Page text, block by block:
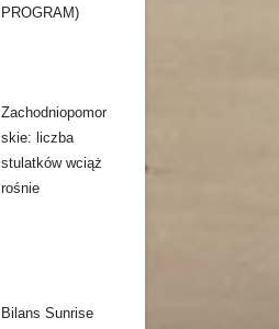
PROGRAM)
Zachodniopomor
skie: liczba
stulatków wciąż
rośnie
Bilans Sunrise